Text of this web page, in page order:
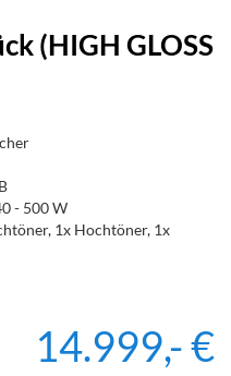
(HIGH GLOSS
- 500 W
1x Hochtöner, 1x
14.999,- €